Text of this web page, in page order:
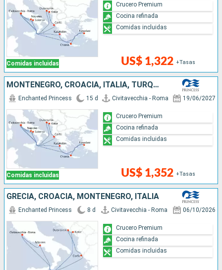
Comidas incluidas US$ 1,322 +Tasas
Crucero Premium
Cocina refinada
Comidas incluidas
MONTENEGRO, CROACIA, ITALIA, TURQUÍA, GRECIA
Comidas incluidas
Enchanted Princess 15 d Civitavecchia - Roma 19/06/2027
US$ 1,352 +Tasas
Crucero Premium
Cocina refinada
Comidas incluidas
GRECIA, CROACIA, MONTENEGRO, ITALIA
Enchanted Princess 8 d Civitavecchia - Roma 06/10/2026
Crucero Premium
Cocina refinada
Comidas incluidas